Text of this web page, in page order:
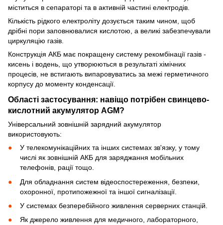
міститься в сепараторі та в активній частині електродів.
Кількість рідкого електроліту дозується таким чином, щоб
дрібні пори заповнювалися кислотою, а великі забезпечували
циркуляцію газів.
Конструкція АКБ має покращену систему рекомбінації газів -
кисень і водень, що утворюються в результаті хімічних
процесів, не встигають випаровуватись за межі герметичного
корпусу до моменту конденсації.
Області застосування: навіщо потрібен свинцево-
кислотний акумулятор AGM?
Універсальний зовнішній зарядний акумулятор
використовують:
У телекомунікаційних та інших системах зв'язку, у тому
числі як зовнішній АКБ для заряджання мобільних
телефонів, рації тощо.
Для обладнання систем відеоспостереження, безпеки,
охоронної, протипожежної та іншої сигналізації.
У системах безперебійного живлення серверних станцій.
Як джерело живлення для медичного, лабораторного,